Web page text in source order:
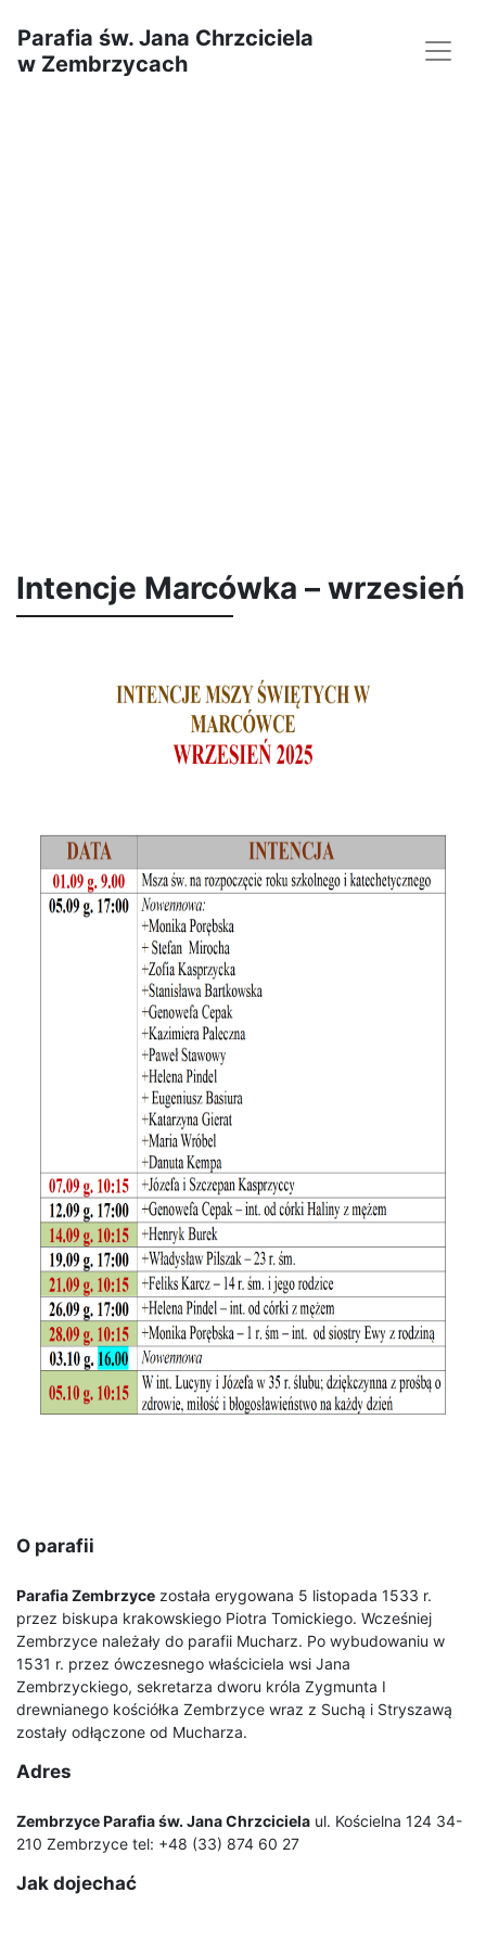
Parafia św. Jana Chrzciciela
w Zembrzycach
Intencje Marcówka – wrzesień
O parafii
Parafia Zembrzyce została erygowana 5 listopada 1533 r.
przez biskupa krakowskiego Piotra Tomickiego. Wcześniej
Zembrzyce należały do parafii Mucharz. Po wybudowaniu w
1531 r. przez ówczesnego właściciela wsi Jana
Zembrzyckiego, sekretarza dworu króla Zygmunta I
drewnianego kościółka Zembrzyce wraz z Suchą i Stryszawą
zostały odłączone od Mucharza.
Adres
Zembrzyce Parafia św. Jana Chrzciciela ul. Kościelna 124 34-
210 Zembrzyce tel: +48 (33) 874 60 27
Jak dojechać